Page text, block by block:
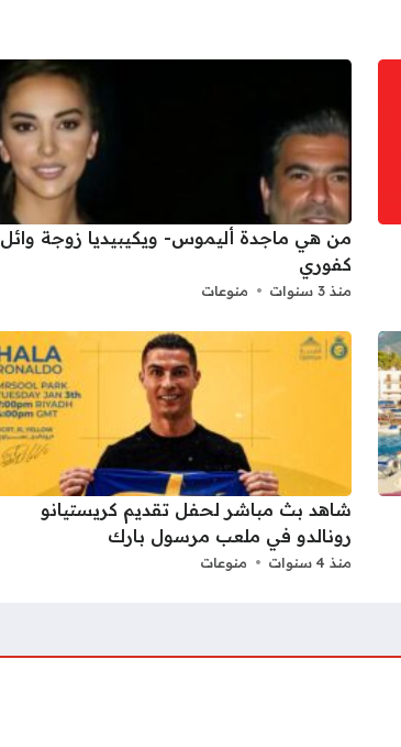
من هي ماجدة أليموس- ويكيبيديا زوجة وائل
كفوري
منذ 3 سنوات منوعات
شاهد بث مباشر لحفل تقديم كريستيانو
رونالدو في ملعب مرسول بارك
منذ 4 سنوات منوعات